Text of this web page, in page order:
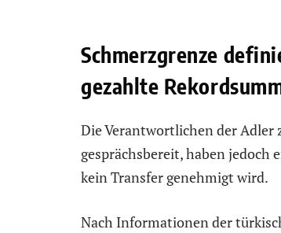
Schmerzgrenze
gezahlte
Die Verantwortlichen der Adler
gesprächsbereit, haben jedoch
kein Transfer genehmigt wird.
Nach Informationen der